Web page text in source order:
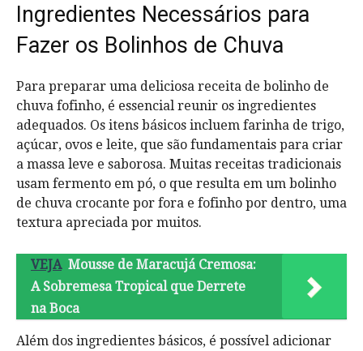
Ingredientes Necessários para
Fazer os Bolinhos de Chuva
Para preparar uma deliciosa receita de bolinho de
chuva fofinho, é essencial reunir os ingredientes
adequados. Os itens básicos incluem farinha de trigo,
açúcar, ovos e leite, que são fundamentais para criar
a massa leve e saborosa. Muitas receitas tradicionais
usam fermento em pó, o que resulta em um bolinho
de chuva crocante por fora e fofinho por dentro, uma
textura apreciada por muitos.
VEJA Mousse de Maracujá Cremosa:
A Sobremesa Tropical que Derrete
na Boca
Além dos ingredientes básicos, é possível adicionar